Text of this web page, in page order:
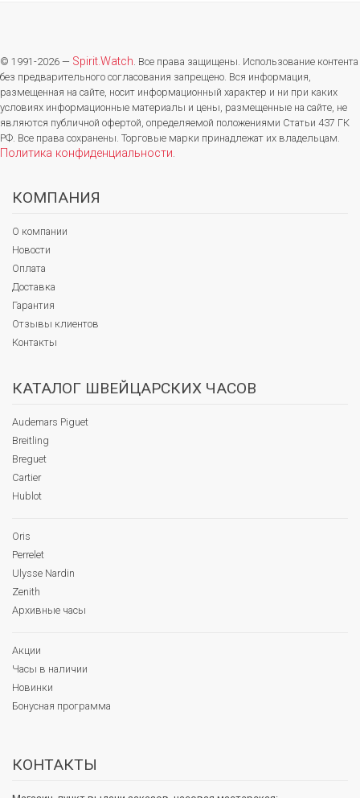
© 1991-2026 — Spirit.Watch. Все права защищены. Использование контента
без предварительного согласования запрещено. Вся информация,
размещенная на сайте, носит информационный характер и ни при каких
условиях информационные материалы и цены, размещенные на сайте, не
являются публичной офертой, определяемой положениями Статьи 437 ГК
РФ. Все права сохранены. Торговые марки принадлежат их владельцам.
Политика конфиденциальности.
КОМПАНИЯ
О компании
Новости
Оплата
Доставка
Гарантия
Отзывы клиентов
Контакты
КАТАЛОГ ШВЕЙЦАРСКИХ ЧАСОВ
Audemars Piguet
Breitling
Breguet
Cartier
Hublot
Oris
Perrelet
Ulysse Nardin
Zenith
Архивные часы
Акции
Часы в наличии
Новинки
Бонусная программа
КОНТАКТЫ